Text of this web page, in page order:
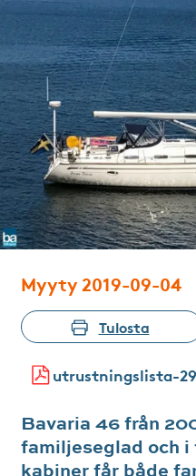
Myyty 2019-09-04
Tulosta
utrustningslista-
Bavaria 46 från
familjeseglad och
kabiner får både